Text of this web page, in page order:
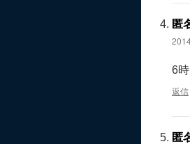
匿
6
返信
匿